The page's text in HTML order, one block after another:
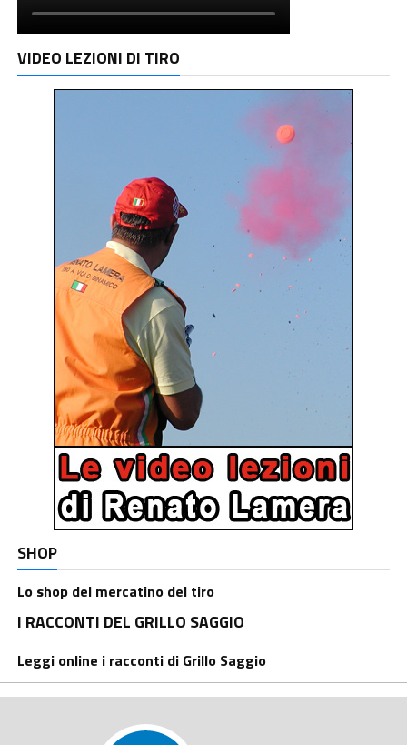
VIDEO LEZIONI DI TIRO
SHOP
Lo shop del mercatino del tiro
I RACCONTI DEL GRILLO SAGGIO
Leggi online i racconti di Grillo Saggio